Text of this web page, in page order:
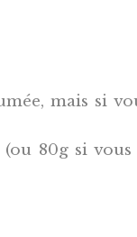
mais si
80g si vous